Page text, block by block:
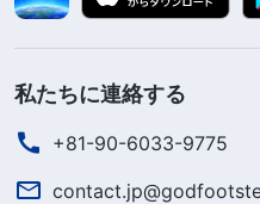
人に個人の別荘を建てて
の役人に便宜を図ること
いで済むことや、すぐに
保証されると言うので
私たちに連絡する
+81-90-6033-9775